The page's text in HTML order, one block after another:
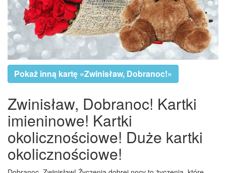
Pokaż inną kartę «Zwinisław, Dobranoc!»
Zwinisław, Dobranoc! Kartki
imieninowe! Kartki
okolicznościowe! Duże kartki
okolicznościowe!